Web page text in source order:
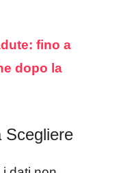
fino a
dopo la
Scegliere